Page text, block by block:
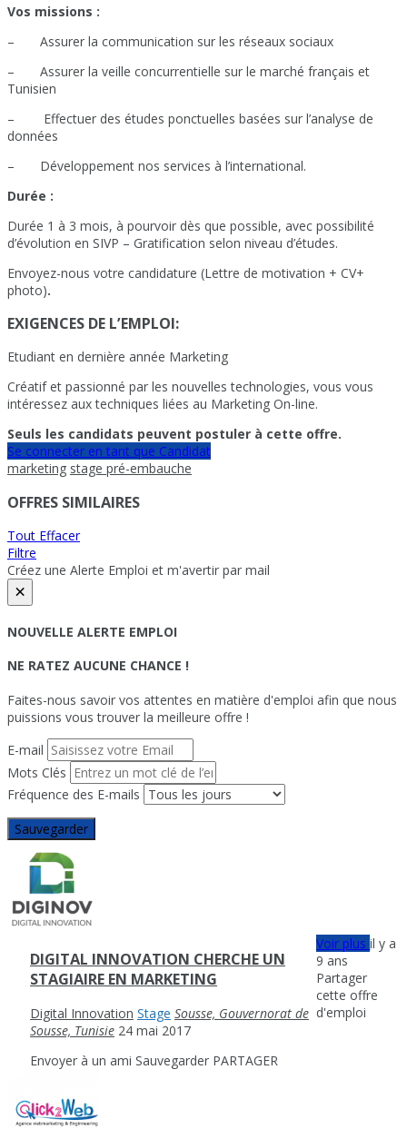
Vos missions :
– Assurer la communication sur les réseaux sociaux
– Assurer la veille concurrentielle sur le marché français et
Tunisien
– Effectuer des études ponctuelles basées sur l’analyse de
données
– Développement nos services à l’international.
Durée :
Durée 1 à 3 mois, à pourvoir dès que possible, avec possibilité
d’évolution en SIVP – Gratification selon niveau d’études.
Envoyez-nous votre candidature (Lettre de motivation + CV+
photo).
EXIGENCES DE L’EMPLOI:
Etudiant en dernière année Marketing
Créatif et passionné par les nouvelles technologies, vous vous
intéressez aux techniques liées au Marketing On-line.
Seuls les candidats peuvent postuler à cette offre.
Se connecter en tant que Candidat
marketing stage pré-embauche
OFFRES SIMILAIRES
Tout Effacer
Filtre
Créez une Alerte Emploi et m'avertir par mail
×
NOUVELLE ALERTE EMPLOI
NE RATEZ AUCUNE CHANCE !
Faites-nous savoir vos attentes en matière d'emploi afin que nous
puissions vous trouver la meilleure offre !
E-mail
Mots Clés
Fréquence des E-mails
Sauvegarder
DIGITAL INNOVATION CHERCHE UN
STAGIAIRE EN MARKETING
Digital Innovation Stage Sousse, Gouvernorat de
Sousse, Tunisie 24 mai 2017
Envoyer à un ami Sauvegarder PARTAGER
Voir plusil y a
9 ans
Partager
cette offre
d'emploi